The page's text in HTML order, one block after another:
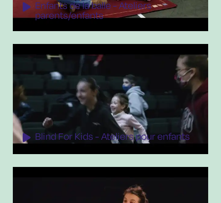
Enfants de la balle - Ateliers
parents/enfants
Blind For Kids - Ateliers pour enfants